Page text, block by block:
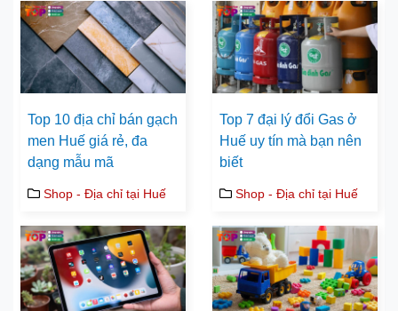
Top 10 địa chỉ bán gạch
men Huế giá rẻ, đa
dạng mẫu mã
Shop - Địa chỉ tại Huế
Top 7 đại lý đổi Gas ở
Huế uy tín mà bạn nên
biết
Shop - Địa chỉ tại Huế